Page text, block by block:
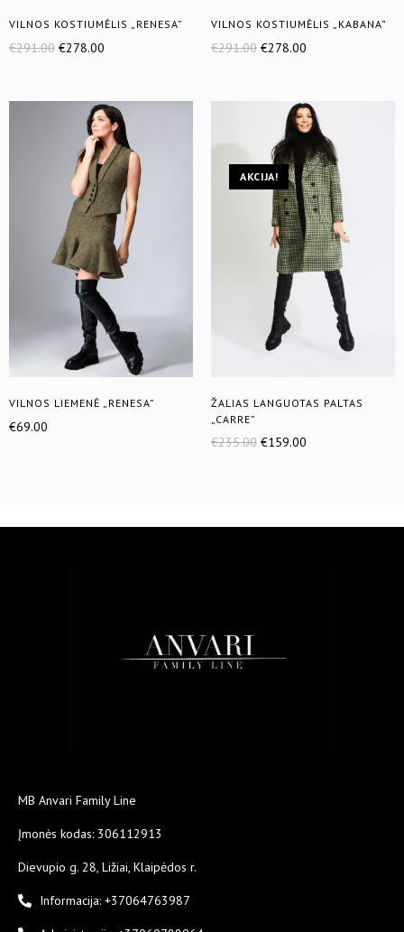
VILNOS KOSTIUMĖLIS „RENESA”
€291.00 €278.00
VILNOS KOSTIUMĖLIS „KABANA”
€291.00 €278.00
VILNOS LIEMENĖ „RENESA”
€69.00
AKCIJA!
ŽALIAS LANGUOTAS PALTAS
„CARRE”
€235.00 €159.00
MB Anvari Family Line
Įmonės kodas: 306112913
Dievupio g. 28, Ližiai, Klaipėdos r.
Informacija: +37064763987